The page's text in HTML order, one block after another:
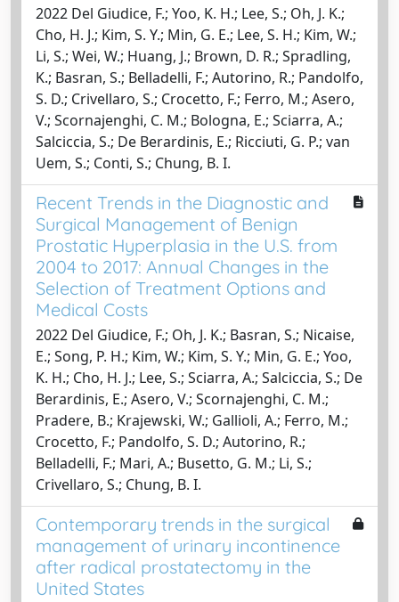
2022 Del Giudice, F.; Yoo, K. H.; Lee, S.; Oh, J. K.;
Cho, H. J.; Kim, S. Y.; Min, G. E.; Lee, S. H.; Kim, W.;
Li, S.; Wei, W.; Huang, J.; Brown, D. R.; Spradling,
K.; Basran, S.; Belladelli, F.; Autorino, R.; Pandolfo,
S. D.; Crivellaro, S.; Crocetto, F.; Ferro, M.; Asero,
V.; Scornajenghi, C. M.; Bologna, E.; Sciarra, A.;
Salciccia, S.; De Berardinis, E.; Ricciuti, G. P.; van
Uem, S.; Conti, S.; Chung, B. I.
Recent Trends in the Diagnostic and
Surgical Management of Benign
Prostatic Hyperplasia in the U.S. from
2004 to 2017: Annual Changes in the
Selection of Treatment Options and
Medical Costs
2022 Del Giudice, F.; Oh, J. K.; Basran, S.; Nicaise,
E.; Song, P. H.; Kim, W.; Kim, S. Y.; Min, G. E.; Yoo,
K. H.; Cho, H. J.; Lee, S.; Sciarra, A.; Salciccia, S.; De
Berardinis, E.; Asero, V.; Scornajenghi, C. M.;
Pradere, B.; Krajewski, W.; Gallioli, A.; Ferro, M.;
Crocetto, F.; Pandolfo, S. D.; Autorino, R.;
Belladelli, F.; Mari, A.; Busetto, G. M.; Li, S.;
Crivellaro, S.; Chung, B. I.
Contemporary trends in the surgical
management of urinary incontinence
after radical prostatectomy in the
United States